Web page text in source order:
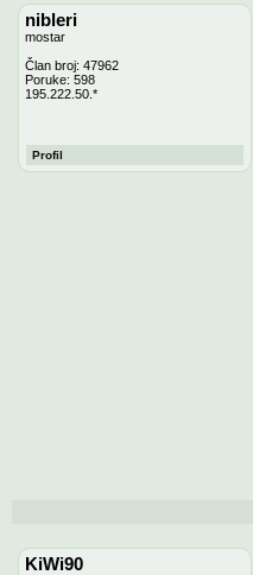
nibleri
mostar
Član broj: 47962
Poruke: 598
195.222.50.*
Profil
KiWi90